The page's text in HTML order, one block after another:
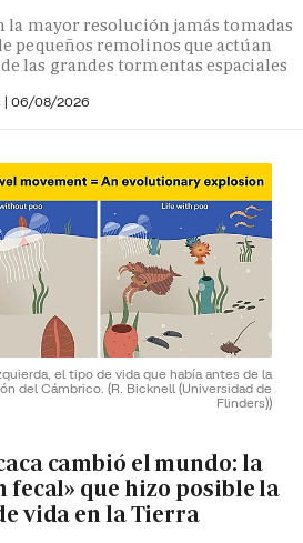
la mayor resolución jamás tomadas
pequeños remolinos que actúan
las grandes tormentas espaciales
| 06/08/2026
el tipo de vida que había antes de la
del Cámbrico. (R. Bicknell (Universidad de
Flinders))
cambió el mundo: la
fecal» que hizo posible la
vida en la Tierra